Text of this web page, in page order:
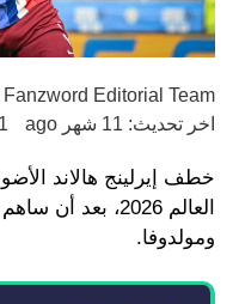
Fanzword Editorial Team
اخر تحديث: 11 شهر ago
خطف إيرلينج هالاند
ومولدوفا.